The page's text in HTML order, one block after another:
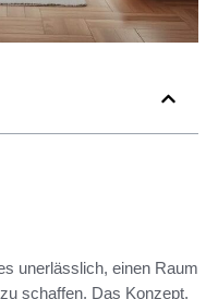
unerlässlich, einen Raum
schaffen. Das Konzept,